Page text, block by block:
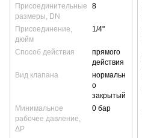
Присоединительные
размеры, DN
8
Присоединение,
дюйм
1/4"
Способ действия
прямого
действия
Вид клапана
нормальн
о
закрытый
Минимальное
рабочее давление,
ΔP
0 бар